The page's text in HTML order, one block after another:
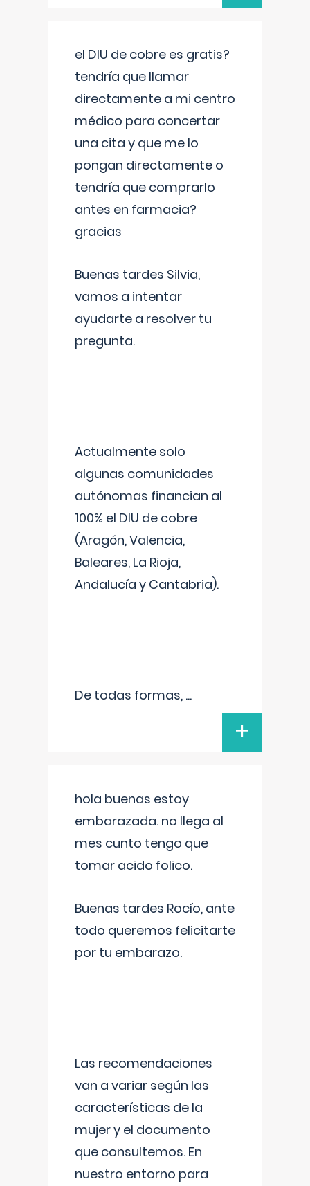
el DIU de cobre es gratis?
tendría que llamar
directamente a mi centro
médico para concertar
una cita y que me lo
pongan directamente o
tendría que comprarlo
antes en farmacia?
gracias
Buenas tardes Silvia,
vamos a intentar
ayudarte a resolver tu
pregunta.
Actualmente solo
algunas comunidades
autónomas financian al
100% el DIU de cobre
(Aragón, Valencia,
Baleares, La Rioja,
Andalucía y Cantabria).
De todas formas, ...
+
hola buenas estoy
embarazada. no llega al
mes cunto tengo que
tomar acido folico.
Buenas tardes Rocío, ante
todo queremos felicitarte
por tu embarazo.
Las recomendaciones
van a variar según las
características de la
mujer y el documento
que consultemos. En
nuestro entorno para